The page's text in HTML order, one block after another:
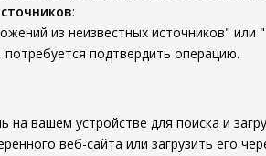
:
из неизвестных источников" или
подтвердить операцию.
на вашем устройстве для поиска и
веб-сайта или загрузить его